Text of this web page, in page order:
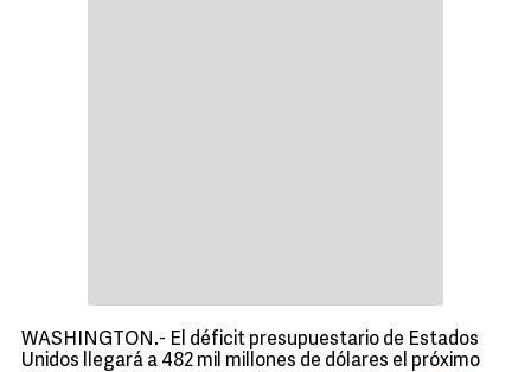
WASHINGTON.- El déficit presupuestario de Estados
Unidos llegará a 482 mil millones de dólares el próximo